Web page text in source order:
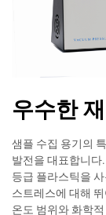
우수한
샘플 수집 용기의
발전을 대표합니다
등급 플라스틱을
스트레스에 대해
온도 범위와 화학